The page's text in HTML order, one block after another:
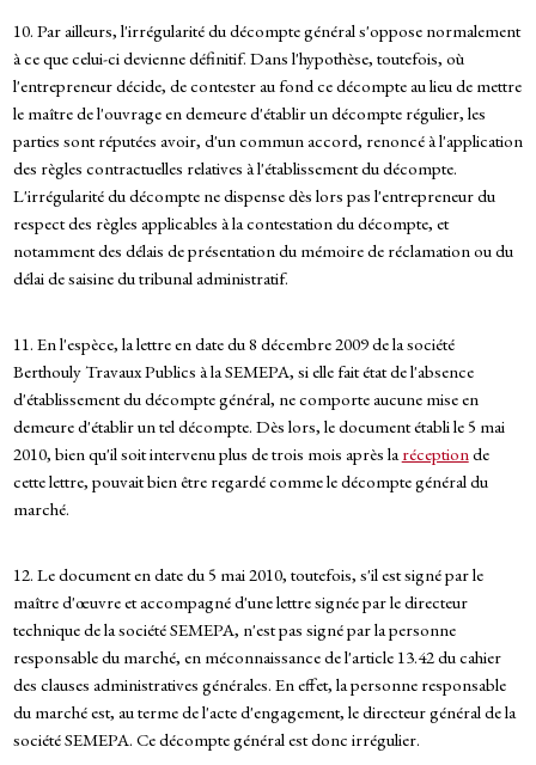
10. Par ailleurs, l'irrégularité du décompte général s'oppose normalement
à ce que celui-ci devienne définitif. Dans l'hypothèse, toutefois, où
l'entrepreneur décide, de contester au fond ce décompte au lieu de mettre
le maître de l'ouvrage en demeure d'établir un décompte régulier, les
parties sont réputées avoir, d'un commun accord, renoncé à l'application
des règles contractuelles relatives à l'établissement du décompte.
L'irrégularité du décompte ne dispense dès lors pas l'entrepreneur du
respect des règles applicables à la contestation du décompte, et
notamment des délais de présentation du mémoire de réclamation ou du
délai de saisine du tribunal administratif.
11. En l'espèce, la lettre en date du 8 décembre 2009 de la société
Berthouly Travaux Publics à la SEMEPA, si elle fait état de l'absence
d'établissement du décompte général, ne comporte aucune mise en
demeure d'établir un tel décompte. Dès lors, le document établi le 5 mai
2010, bien qu'il soit intervenu plus de trois mois après laréceptionde
cette lettre, pouvait bien être regardé comme le décompte général du
marché.
12. Le document en date du 5 mai 2010, toutefois, s'il est signé par le
maître d'œuvre et accompagné d'une lettre signée par le directeur
technique de la société SEMEPA, n'est pas signé par la personne
responsable du marché, en méconnaissance de l'article 13.42 du cahier
des clauses administratives générales. En effet, la personne responsable
du marché est, au terme de l'acte d'engagement, le directeur général de la
société SEMEPA. Ce décompte général est donc irrégulier.